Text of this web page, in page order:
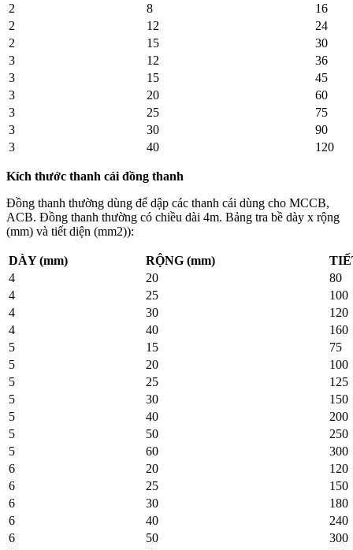
2
8
16
2
12
24
2
15
30
3
12
36
3
15
45
3
20
60
3
25
75
3
30
90
3
40 120
Kích thước thanh cái đồng thanh
Đồng thanh thường dùng để dập các thanh cái dùng cho MCCB,
ACB. Đồng thanh thường có chiều dài 4m. Bảng tra bề dày x rộng
(mm) và tiết diện (mm2)):
DÀY (mm) RỘNG (mm)
4
20
80
4
25
100
4
30
120
4
40
160
5
15
75
5
20
100
5
25
125
5
30
150
5
40
200
5
50
250
5
60
300
6
20
120
6
25
150
6
30
180
6
40
240
6
50
300